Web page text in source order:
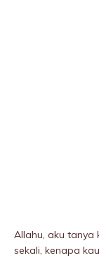
Allahu, aku
sekali, kenapa